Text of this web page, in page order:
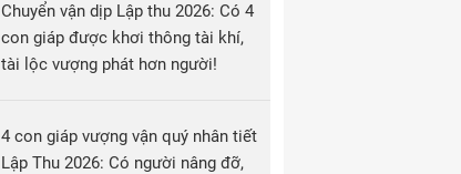
Chuyển vận dịp Lập thu 2026: Có 4
con giáp được khơi thông tài khí,
tài lộc vượng phát hơn người!
4 con giáp vượng vận quý nhân tiết
Lập Thu 2026: Có người nâng đỡ,